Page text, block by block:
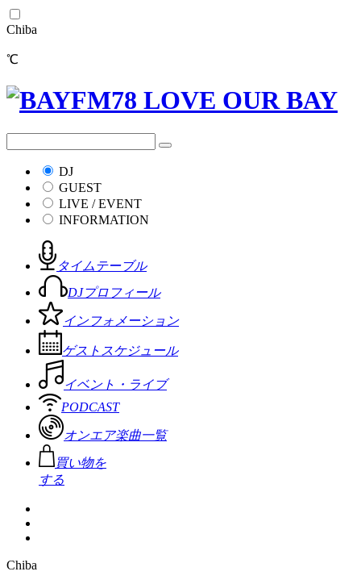
Chiba
℃
DJ
GUEST
LIVE / EVENT
INFORMATION
タイムテーブル
DJプロフィール
インフォメーション
ゲストスケジュール
イベント・ライブ
PODCAST
オンエア楽曲一覧
買い物を
する
Chiba